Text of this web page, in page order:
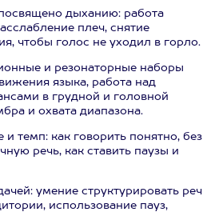
дыханию: работа
плеч, снятие
чтобы голос не уходил в горло.
и резонаторные наборы
языка, работа над
в грудной и головной
и охвата диапазона.
темп: как говорить понятно, без
речь, как ставить паузы и
умение структурировать
использование пауз,